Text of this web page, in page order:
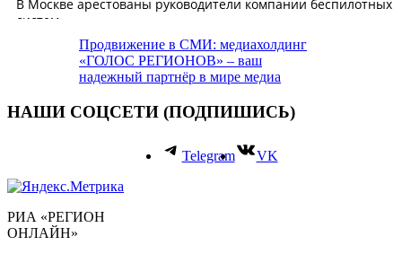
Продвижение в СМИ: медиахолдинг
«ГОЛОС РЕГИОНОВ» – ваш
надежный партнёр в мире медиа
НАШИ СОЦСЕТИ (ПОДПИШИСЬ)
Telegram VK
РИА «РЕГИОН
ОНЛАЙН»